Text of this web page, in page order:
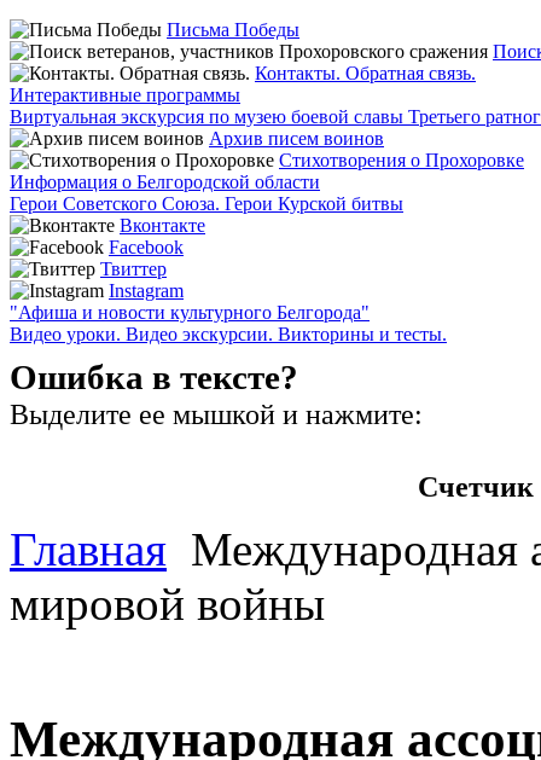
Письма Победы
Контакты. Обратная связь.
Интерактивные программы
Виртуальная экскурсия по музею боевой славы Третьего
Архив писем воинов
Стихотворения о Прохоровке
Информация о Белгородской области
Герои Советского Союза. Герои Курской битвы
Вконтакте
Facebook
Твиттер
Instagram
"Афиша и новости культурного Белгорода"
Видео уроки. Видео экскурсии. Викторины и тесты.
Ошибка в тексте?
Выделите ее мышкой и нажмите:
Счетчик
Главная Международная
мировой войны
Международная